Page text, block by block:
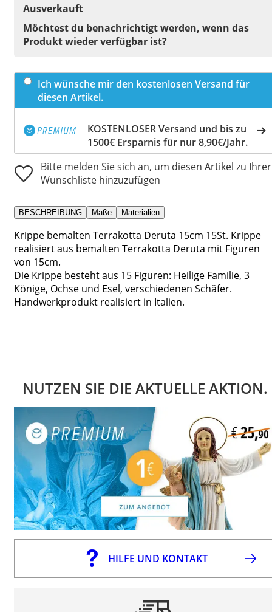
Ausverkauft
Möchtest du benachrichtigt werden, wenn das
Produkt wieder verfügbar ist?
Ich wünsche mir den kostenlosen Versand für
diesen Artikel.
KOSTENLOSER Versand und bis zu
1500€ Ersparnis für nur 8,90€/Jahr.
Bitte melden Sie sich an, um diesen Artikel zu Ihrer
Wunschliste hinzuzufügen
BESCHREIBUNG Maße Materialien
Krippe bemalten Terrakotta Deruta 15cm 15St. Krippe
realisiert aus bemalten Terrakotta Deruta mit Figuren
von 15cm.
Die Krippe besteht aus 15 Figuren: Heilige Familie, 3
Könige, Ochse und Esel, verschiedenen Schäfer.
Handwerkprodukt realisiert in Italien.
NUTZEN SIE DIE AKTUELLE AKTION.
HILFE UND KONTAKT